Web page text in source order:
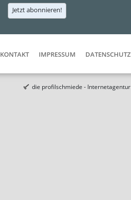
Jetzt abonnieren!
KONTAKT IMPRESSUM DATENSCHUTZ
die profilschmiede - Internetagentur